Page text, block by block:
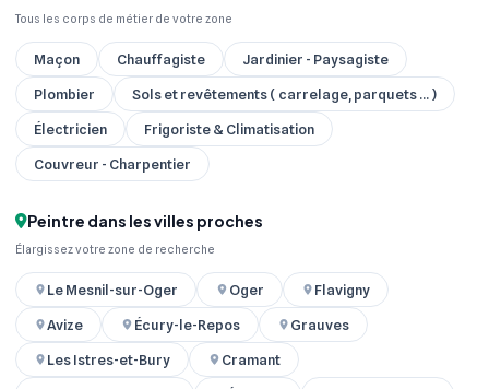
Tous les corps de métier de votre zone
Maçon Chauffagiste
Jardinier - Paysagiste
Plombier
Sols et revêtements ( carrelage, parquets ... )
Électricien
Frigoriste & Climatisation
Couvreur - Charpentier
Peintre dans les villes proches
Élargissez votre zone de recherche
Le Mesnil-sur-Oger Oger
Flavigny
Avize
Écury-le-Repos
Grauves
Les Istres-et-Bury
Cramant